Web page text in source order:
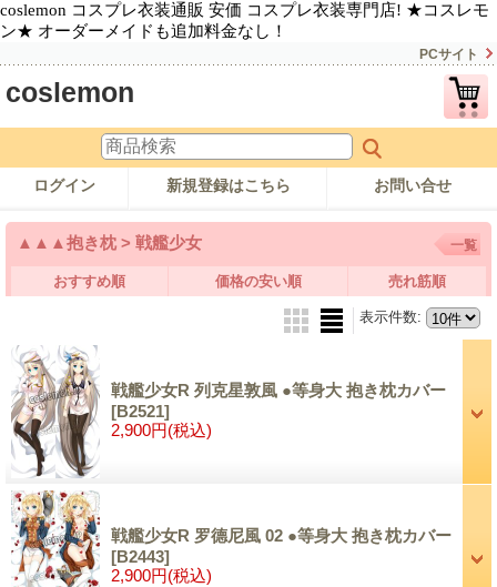
coslemon コスプレ衣装通販 安価 コスプレ衣装専門店! ★コスレモ
ン★ オーダーメイドも追加料金なし！
PCサイト
coslemon
ログイン 新規登録はこちら お問い合せ
▲▲▲抱き枕 > 戦艦少女 一覧
おすすめ順 価格の安い順 売れ筋順
表示件数:
戦艦少女R 列克星敦風 ●等身大 抱き枕カバー
[B2521]
2,900円(税込)
戦艦少女R 罗德尼風 02 ●等身大 抱き枕カバー
[B2443]
2,900円(税込)